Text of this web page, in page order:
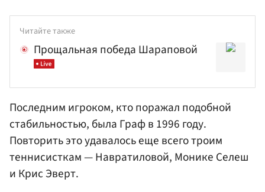
Читайте также
Прощальная победа Шараповой
Последним игроком, кто поражал подобной
стабильностью, была Граф в 1996 году.
Повторить это удавалось еще всего троим
теннисисткам — Навратиловой, Монике Селеш
и Крис Эверт.